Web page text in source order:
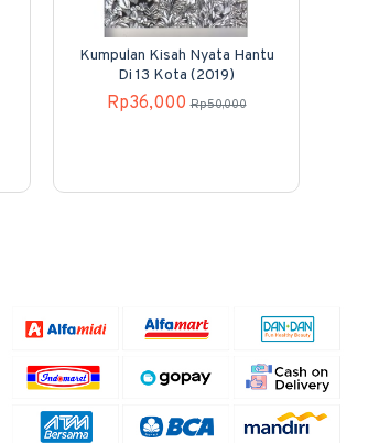
Kumpulan Kisah Nyata Hantu
Di 13 Kota (2019)
Rp36,000 Rp50,000